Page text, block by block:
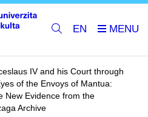
EN
IV and his Court through
of the Envoys of Mantua:
New Evidence from the
Archive